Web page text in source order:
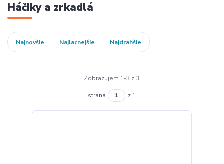
Háčiky a zrkadlá
Najnovšie Najlacnejšie Najdrahšie
Zobrazujem 1-3 z 3
strana z 1